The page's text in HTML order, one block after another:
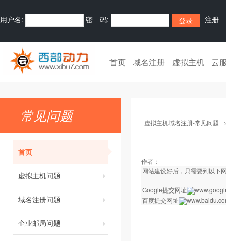
用户名: 密 码: 注册
首页 域名注册 虚拟主机 云
常见问题
首页
虚拟主机问题
域名注册问题
企业邮局问题
虚拟主机域名注册-常见问题
作者：
网站建设好后，只需要到以下
Google提交网址
百度提交网址